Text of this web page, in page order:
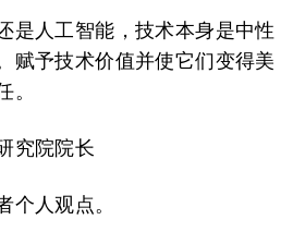
是人工智能，技术本身是中性
赋予技术价值并使它们变得美
。
究院院长
个人观点。